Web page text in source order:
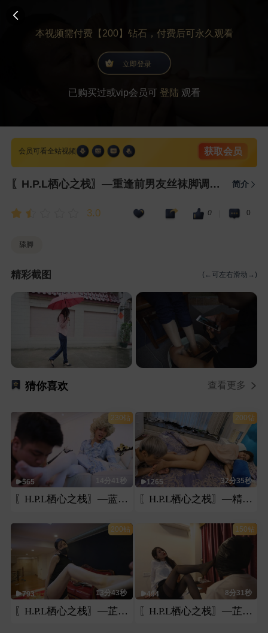
本视频需付费【200】钻石，付费后可永久观看
立即登录
已购买过或vip会员可 登陆观看
会员可看全站视频 获取会员
〖H.P.L栖心之栈〗—重逢前男友丝袜脚调教(上) 简介
3.0 0 0
舔脚
精彩截图 (←可左右滑动→)
猜你喜欢 查看更多
230钻
565 14分41秒
〖H.P.L栖心之栈〗—蓝装公主芷晴的贱奴
200钻
1265 32分35秒
〖H.P.L栖心之栈〗—精神小伙尾随舔脚
200钻
793 13分43秒
〖H.P.L栖心之栈〗—芷晴入室劫财的索命暴行
150钻
494 8分31秒
〖H.P.L栖心之栈〗—芷晴教师的黑丝勾引